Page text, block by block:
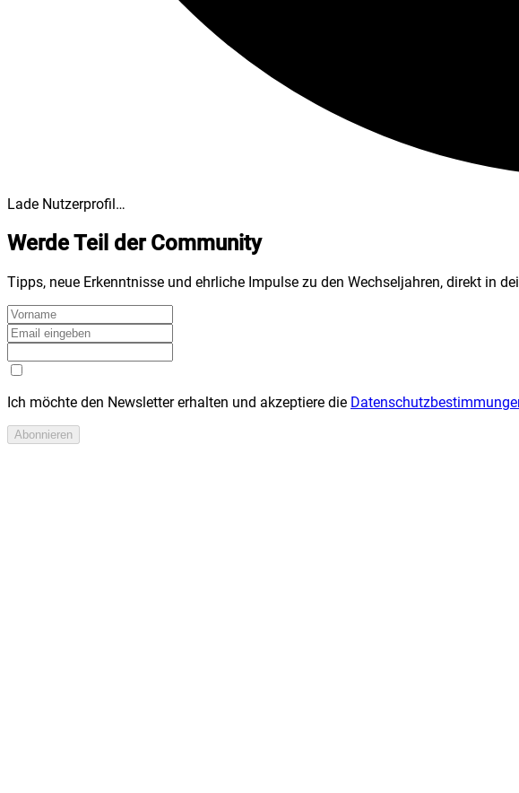
Lade Nutzerprofil…
Werde Teil der Community
Tipps, neue Erkenntnisse und ehrliche Impulse zu den Wechseljahren, direkt in
Ich möchte den Newsletter erhalten und akzeptiere die
Abonnieren